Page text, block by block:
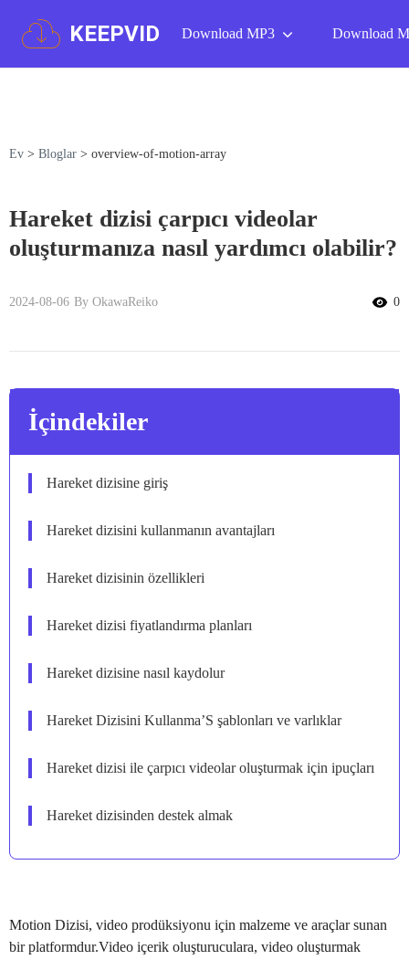
KEEPVID Download MP3 Download
Ev > Bloglar > overview-of-motion-array
Hareket dizisi çarpıcı videolar
oluşturmanıza nasıl yardımcı olabilir?
2024-08-06 By OkawaReiko 0
İçindekiler
Hareket dizisine giriş
Hareket dizisini kullanmanın avantajları
Hareket dizisinin özellikleri
Hareket dizisi fiyatlandırma planları
Hareket dizisine nasıl kaydolur
Hareket Dizisini Kullanma’S şablonları ve varlıklar
Hareket dizisi ile çarpıcı videolar oluşturmak için ipuçları
Hareket dizisinden destek almak
Motion Dizisi, video prodüksiyonu için malzeme ve araçlar sunan
bir platformdur.Video içerik oluşturuculara, video oluşturmak